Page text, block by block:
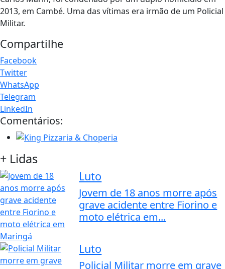
2013, em Cambé. Uma das vítimas era irmão de um Policial
Militar.
Compartilhe
Facebook
Twitter
WhatsApp
Telegram
LinkedIn
Comentários:
+ Lidas
Luto
Jovem de 18 anos morre após
grave acidente entre Fiorino e
moto elétrica em...
Luto
Policial Militar morre em grave